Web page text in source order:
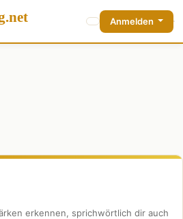
.net Anmelden
erkennen, sprichwörtlich dir auch